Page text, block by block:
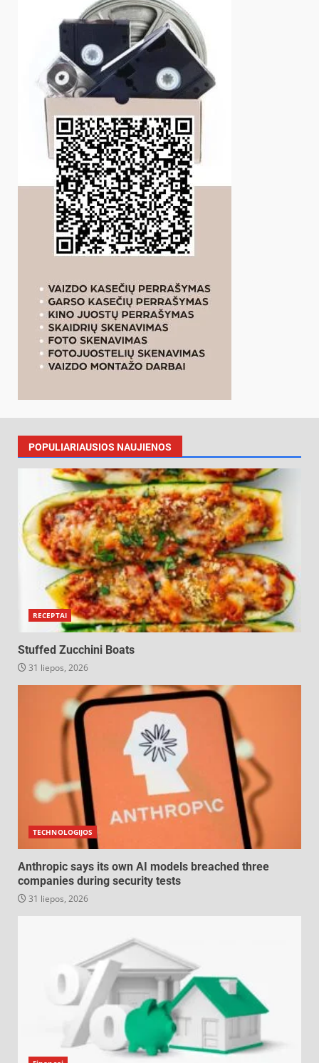
POPULIARIAUSIOS NAUJIENOS
RECEPTAI
Stuffed Zucchini Boats
31 liepos, 2026
TECHNOLOGIJOS
Anthropic says its own AI models breached three
companies during security tests
31 liepos, 2026